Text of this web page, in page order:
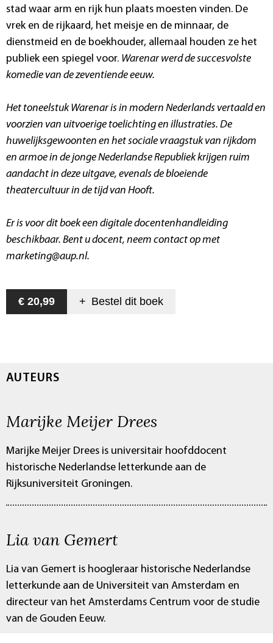
stad waar arm en rijk hun plaats moesten vinden. De
vrek en de rijkaard, het meisje en de minnaar, de
dienstmeid en de boekhouder, allemaal houden ze het
publiek een spiegel voor. Warenar werd de succesvolste
komedie van de zeventiende eeuw.
Het toneelstukWarenaris in modern Nederlands vertaald en
voorzien van uitvoerige toelichting en illustraties. De
huwelijksgewoonten en het sociale vraagstuk van rijkdom
en armoe in de jonge Nederlandse Republiek krijgen ruim
aandacht in deze uitgave, evenals de bloeiende
theatercultuur in de tijd van Hooft.
Er is voor dit boek een digitale docentenhandleiding
beschikbaar. Bent u docent, neem contact op met
marketing@aup.nl.
€ 20,99 + Bestel dit boek
AUTEURS
Marijke Meijer Drees
Marijke Meijer Drees is universitair hoofddocent
historische Nederlandse letterkunde aan de
Rijksuniversiteit Groningen.
Lia van Gemert
Lia van Gemert is hoogleraar historische Nederlandse
letterkunde aan de Universiteit van Amsterdam en
directeur van het Amsterdams Centrum voor de studie
van de Gouden Eeuw.